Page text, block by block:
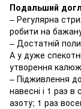
Подальший
– Регулярна
робити на
– Достатній
А у дуже
утворення
– Підживлення
навесні і 1 раз
азоту; 1 раз